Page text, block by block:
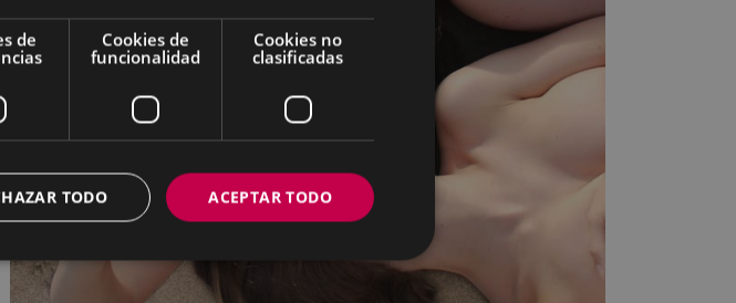
de
Cookies de
funcionalidad
Cookies no
clasificadas
ACEPTAR TODO
TODO